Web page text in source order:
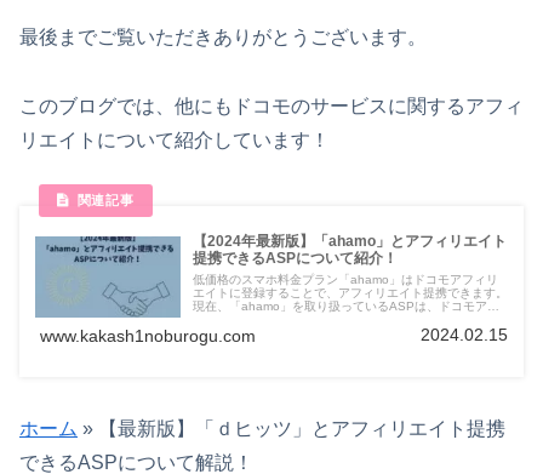
最後までご覧いただきありがとうございます。
このブログでは、他にもドコモのサービスに関するアフィ
リエイトについて紹介しています！
【2024年最新版】「ahamo」とアフィリエイト
提携できるASPについて紹介！
低価格のスマホ料金プラン「ahamo」はドコモアフィリ
エイトに登録することで、アフィリエイト提携できます。
現在、「ahamo」を取り扱っているASPは、ドコモアフ
www.kakash1noburogu.com 2024.02.15
ホーム »
【最新版】「ｄヒッツ」とアフィリエイト提携
できるASPについて解説！